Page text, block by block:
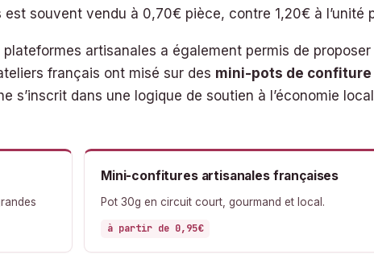
souvent vendu à 0,70€ pièce, contre 1,20€ à l’unité
plateformes artisanales a également permis de
français ont misé sur des mini-pots de confiture
s’inscrit dans une logique de soutien à l’économie
Mini-confitures artisanales françaises
Pot 30g en circuit court, gourmand et local.
à partir de 0,95€